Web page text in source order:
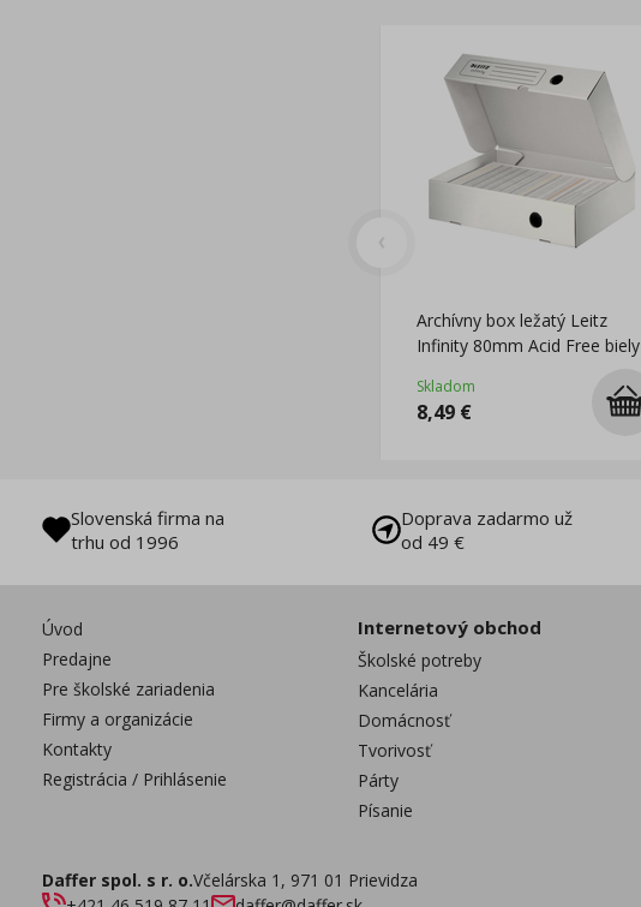
Archívny box ležatý Leitz
Infinity 80mm Acid Free biely
Skladom
8,49 €
Slovenská firma na
trhu od 1996
Doprava zadarmo už
od 49 €
Úvod
Predajne
Pre školské zariadenia
Firmy a organizácie
Kontakty
Registrácia / Prihlásenie
Internetový obchod
Školské potreby
Kancelária
Domácnosť
Tvorivosť
Párty
Písanie
Daffer spol. s r. o.Včelárska 1, 971 01 Prievidza